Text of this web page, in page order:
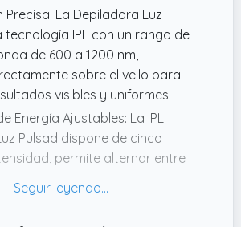
La Depiladora Luz
tecnología IPL con un rango de
de 600 a 1200 nm,
sobre el vello para
visibles y uniformes
Energía Ajustables: La IPL
Pulsad dispone de cinco
permite alternar entre
depilación corporal en